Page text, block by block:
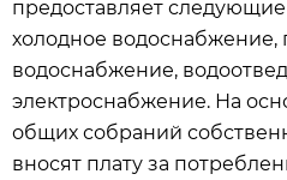
предоставляет
холодное водоснабжение,
водоснабжение,
электроснабжение. На
общих собраний
вносят плату за